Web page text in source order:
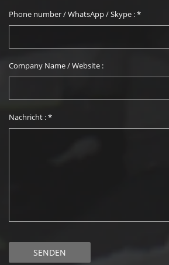
Phone number / WhatsApp / Skype :*
Company Name / Website :
Nachricht :*